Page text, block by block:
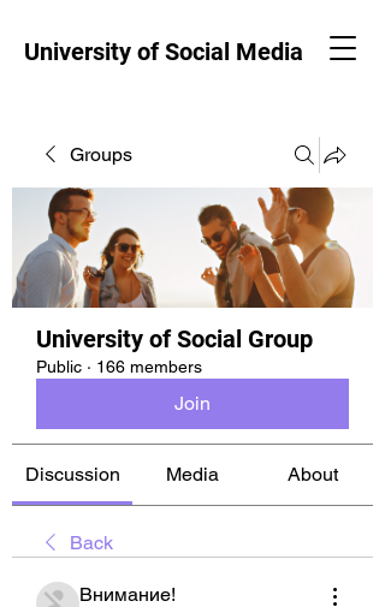
University of Social Media
Groups
University of Social Group
Public · 166 members
Join
Discussion Media About
Back
Внимание!